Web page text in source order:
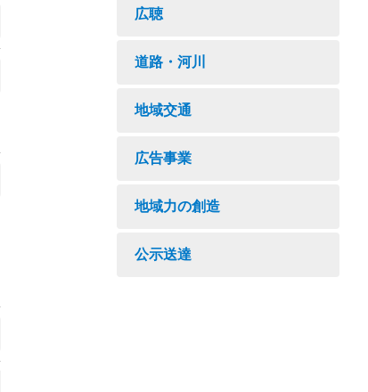
広聴
道路・河川
地域交通
広告事業
地域力の創造
公示送達